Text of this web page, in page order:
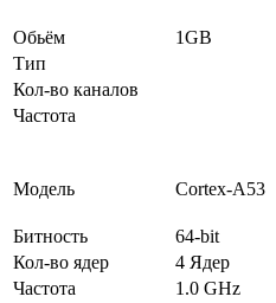
Обьём
1GB
Тип
Кол-во каналов
Частота
Модель Cortex-A53
Битность
64-bit
Кол-во ядер
4 Ядер
Частота
1.0 GHz